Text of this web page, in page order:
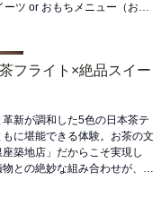
ツ or おもちメニュー（お雑
ードとドリンクをそれぞれ
フライト×絶品スイー
新が調和した5色の日本茶テ
に堪能できる体験。お茶の文
築地店」だからこそ実現し
との絶妙な組み合わせが、あ
築地本願寺に程近い特別なロ